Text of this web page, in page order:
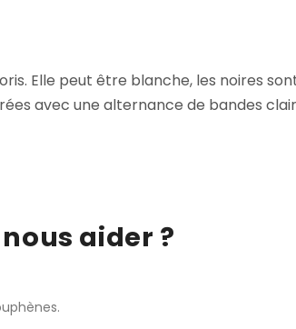
Elle peut être blanche, les noires
avec une alternance de bandes
aider ?